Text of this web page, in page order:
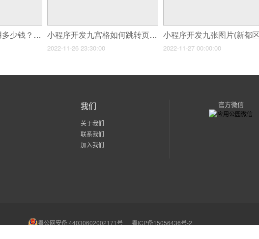
小程序外包开发费用多少钱？微信小程序外包价格怎么算? 小程序开发九宫格如何跳转页面(小程序跳转访问Web页面问题)
2022-11-26 23:30:00 2022-11-27 00:00:00
我们
关于我们
联系我们
加入我们
官方微信
粤公网安备 44030602002171号 粤ICP备15056436号-2